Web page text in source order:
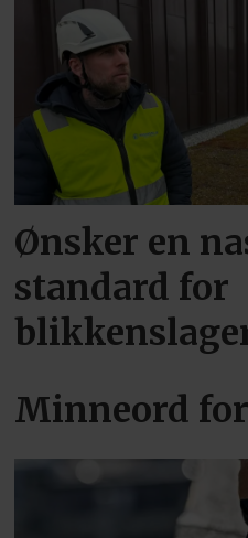
Ønsker en
standard for
Minneord